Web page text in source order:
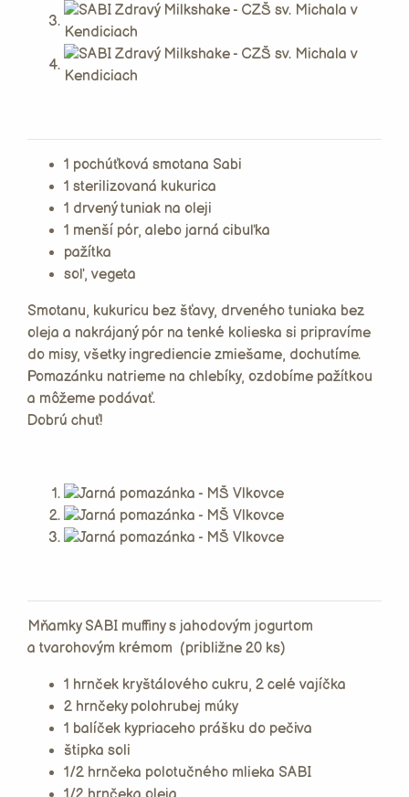
1 pochúťková smotana Sabi
1 sterilizovaná kukurica
1 drvený tuniak na oleji
1 menší pór, alebo jarná cibuľka
pažítka
soľ, vegeta
Smotanu, kukuricu bez šťavy, drveného tuniaka bez
oleja a nakrájaný pór na tenké kolieska si pripravíme
do misy, všetky ingrediencie zmiešame, dochutíme.
Pomazánku natrieme na chlebíky, ozdobíme pažítkou
a môžeme podávať.
Dobrú chuť!
Mňamky SABI muffiny s jahodovým jogurtom
a tvarohovým krémom (približne 20 ks)
1 hrnček kryštálového cukru, 2 celé vajíčka
2 hrnčeky polohrubej múky
1 balíček kypriaceho prášku do pečiva
štipka soli
1/2 hrnčeka polotučného mlieka SABI